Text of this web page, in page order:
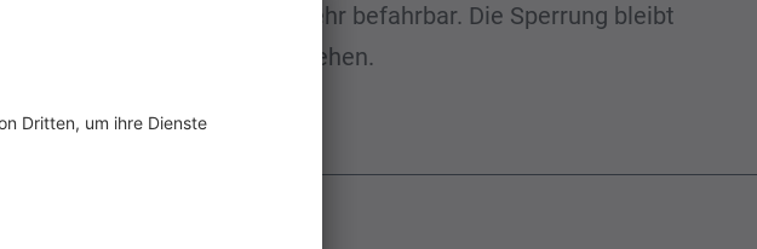
Rand) ist aber nicht mehr befahrbar. Die Sperrung bleibt
bis Ende 2025 bestehen.